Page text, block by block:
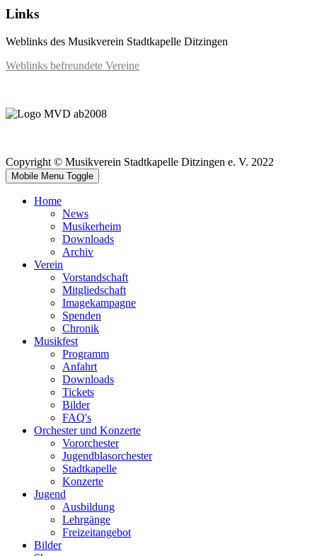
Links
Weblinks des Musikverein Stadtkapelle Ditzingen
Weblinks befreundete Vereine
Copyright © Musikverein Stadtkapelle Ditzingen e. V. 2022
Mobile Menu Toggle
Home
News
Musikerheim
Downloads
Archiv
Verein
Vorstandschaft
Mitgliedschaft
Imagekampagne
Spenden
Chronik
Musikfest
Programm
Anfahrt
Downloads
Tickets
Bilder
FAQ's
Orchester und Konzerte
Vororchester
Jugendblasorchester
Stadtkapelle
Konzerte
Jugend
Ausbildung
Lehrgänge
Freizeitangebot
Bilder